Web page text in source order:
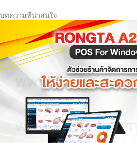
บทความที่น่าสนใจ